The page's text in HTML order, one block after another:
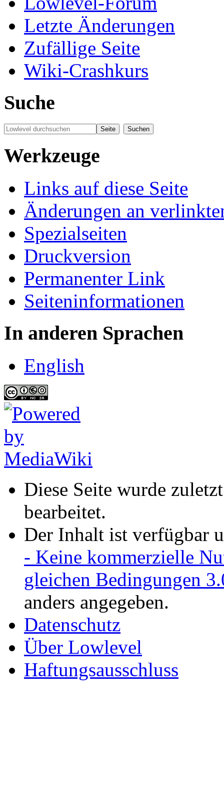
Letzte Änderungen
Zufällige Seite
Wiki-Crashkurs
Suche
Werkzeuge
Links auf diese Seite
Änderungen an
Spezialseiten
Druckversion
Permanenter Link
Seiten­informationen
In anderen Sprachen
English
Diese Seite wurde
bearbeitet.
Der Inhalt ist verfügbar
- Keine kommerzielle
gleichen Bedingungen
anders angegeben.
Datenschutz
Über Lowlevel
Haftungsausschluss